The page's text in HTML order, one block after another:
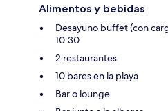
Alimentos y bebidas
Desayuno buffet (con
10:30
2 restaurantes
10 bares en la playa
Bar o lounge